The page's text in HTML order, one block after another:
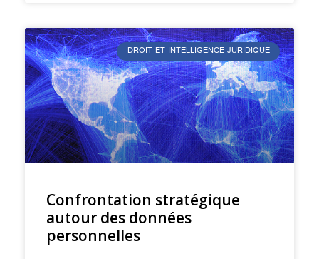
DROIT ET INTELLIGENCE JURIDIQUE
Confrontation stratégique
autour des données
personnelles